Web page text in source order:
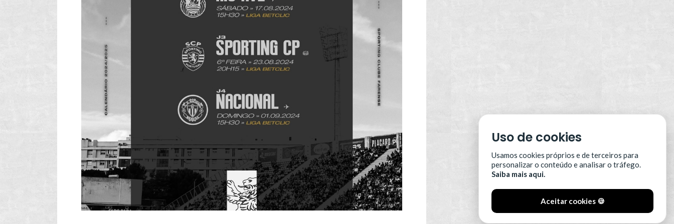
Uso de cookies
Usamos cookies próprios e de terceiros para
personalizar o conteúdo e analisar o tráfego.
Saiba mais aqui.
Aceitar cookies 🍪